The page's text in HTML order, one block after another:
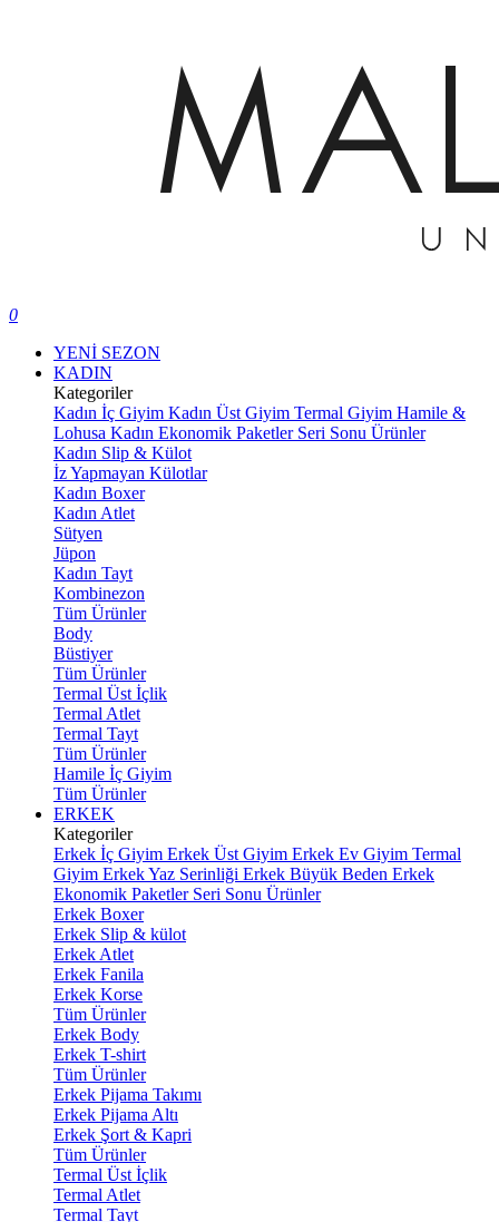
0
YENİ SEZON
KADIN
Kategoriler
Kadın İç Giyim Kadın Üst Giyim Termal Giyim Hamile &
Lohusa Kadın Ekonomik Paketler Seri Sonu Ürünler
Kadın Slip & Külot
İz Yapmayan Külotlar
Kadın Boxer
Kadın Atlet
Sütyen
Jüpon
Kadın Tayt
Kombinezon
Tüm Ürünler
Body
Büstiyer
Tüm Ürünler
Termal Üst İçlik
Termal Atlet
Termal Tayt
Tüm Ürünler
Hamile İç Giyim
Tüm Ürünler
ERKEK
Kategoriler
Erkek İç Giyim Erkek Üst Giyim Erkek Ev Giyim Termal
Giyim Erkek Yaz Serinliği Erkek Büyük Beden Erkek
Ekonomik Paketler Seri Sonu Ürünler
Erkek Boxer
Erkek Slip & külot
Erkek Atlet
Erkek Fanila
Erkek Korse
Tüm Ürünler
Erkek Body
Erkek T-shirt
Tüm Ürünler
Erkek Pijama Takımı
Erkek Pijama Altı
Erkek Şort & Kapri
Tüm Ürünler
Termal Üst İçlik
Termal Atlet
Termal Tayt